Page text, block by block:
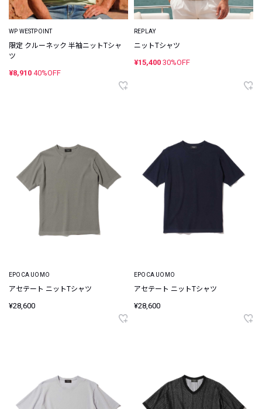
WP WESTPOINT
限定 クルーネック 半袖ニットTシャ
ツ
¥8,910 40%OFF
REPLAY
ニットTシャツ
¥15,400 30%OFF
EPOCA UOMO
アセテート ニットTシャツ
¥28,600
EPOCA UOMO
アセテート ニットTシャツ
¥28,600